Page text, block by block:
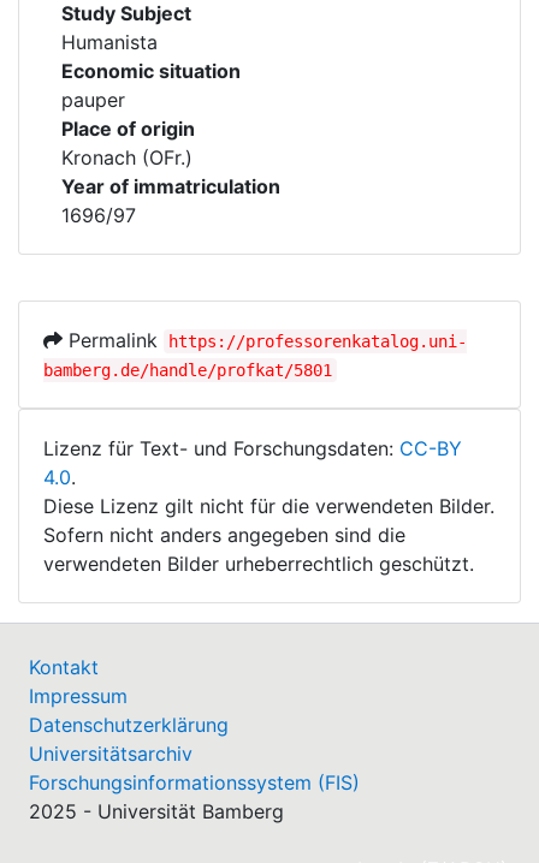
Study Subject
Humanista
Economic situation
pauper
Place of origin
Kronach (OFr.)
Year of immatriculation
1696/97
Permalink
https://professorenkatalog.uni-
bamberg.de/handle/profkat/5801
Lizenz für Text- und Forschungsdaten: CC-BY
4.0.
Diese Lizenz gilt nicht für die verwendeten Bilder.
Sofern nicht anders angegeben sind die
verwendeten Bilder urheberrechtlich geschützt.
Kontakt
Impressum
Datenschutzerklärung
Universitätsarchiv
Forschungsinformationssystem (FIS)
2025 - Universität Bamberg